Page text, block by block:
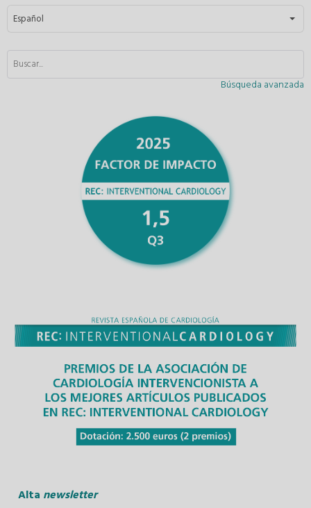
Seleccione su idioma
Español
Búsqueda avanzada
Alta newsletter